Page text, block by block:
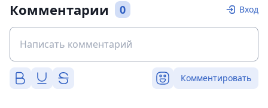
Комментарии 0 Вход
Комментировать